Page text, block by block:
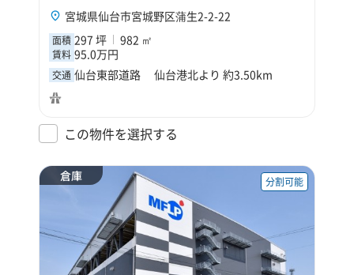
宮城県仙台市宮城野区蒲生2-2-22
面積 297 坪 982 ㎡
賃料 95.0万円
交通 仙台東部道路 仙台港北より 約3.50km
この物件を選択する
倉庫 分割可能